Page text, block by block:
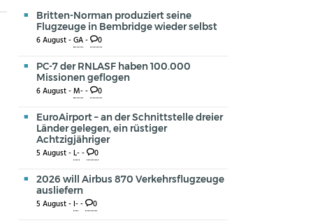
Britten-Norman produziert seine
Flugzeuge in Bembridge wieder selbst
6 August -GA- 0
PC-7 der RNLASF haben 100.000
Missionen geflogen
6 August -M-- 0
EuroAirport – an der Schnittstelle dreier
Länder gelegen, ein rüstiger
Achtzigjähriger
5 August -L-- 0
2026 will Airbus 870 Verkehrsflugzeuge
ausliefern
5 August -I-- 0